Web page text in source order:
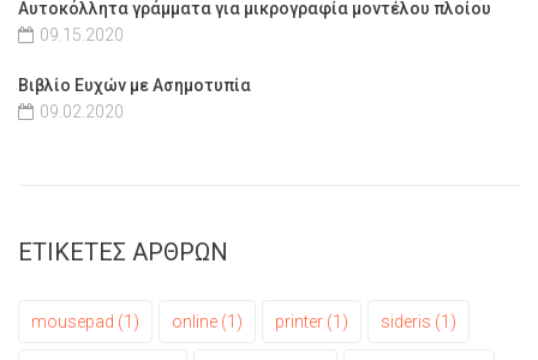
Αυτοκόλλητα γράμματα για μικρογραφία μοντέλου πλοίου
09.15.2020
Βιβλίο Ευχών με Ασημοτυπία
09.02.2020
ΕΤΙΚΕΤΕΣ ΑΡΘΡΩΝ
mousepad (1) online (1) printer (1) sideris (1)